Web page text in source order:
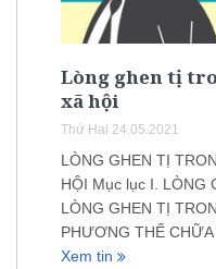
Lòng ghen tị
xã hội
Thứ Hai 24.05.2021
LÒNG GHEN TỊ
HỘI Mục lục I. LÒNG
LÒNG GHEN TỊ
PHƯƠNG THẾ CHỮA
Xem tin